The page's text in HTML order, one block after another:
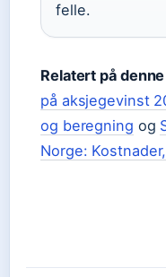
felle.
Relatert på
på aksjegevinst
og beregning og
Norge: